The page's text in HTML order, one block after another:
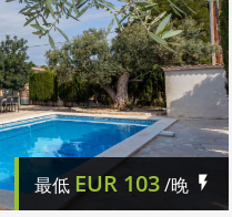
最低 EUR 103/晚